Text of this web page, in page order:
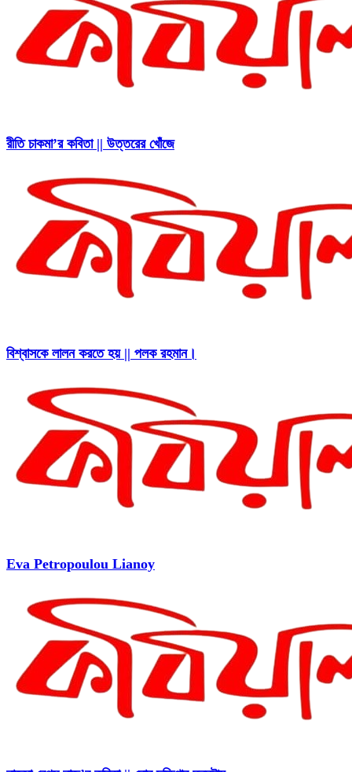
রীতি চাকমা’র কবিতা || উত্তরের খোঁজে
বিশ্বাসকে লালন করতে হয় || পলক রহমান।
Eva Petropoulou Lianoy